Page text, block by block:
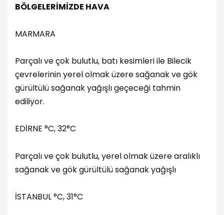
BÖLGELERİMİZDE HAVA
MARMARA
Parçalı ve çok bulutlu, batı kesimleri ile Bilecik
çevrelerinin yerel olmak üzere sağanak ve gök
gürültülü sağanak yağışlı geçeceği tahmin
ediliyor.
EDİRNE °C, 32°C
Parçalı ve çok bulutlu, yerel olmak üzere aralıklı
sağanak ve gök gürültülü sağanak yağışlı
İSTANBUL °C, 31°C